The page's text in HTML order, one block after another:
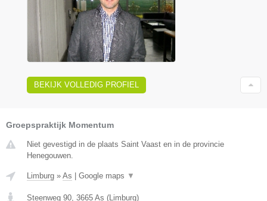
BEKIJK VOLLEDIG PROFIEL
Groepspraktijk Momentum
Niet gevestigd in de plaats Saint Vaast en in de provincie
Henegouwen.
Limburg » As Google maps ▼
Steenweg 90, 3665 As (Limburg)